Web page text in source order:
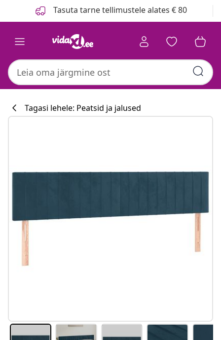
Tasuta tarne tellimustele alates € 80
Tagasi lehele: Peatsid ja jalused